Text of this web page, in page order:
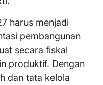
harus menjadi
pembangunan
secara fiskal
produktif. Dengan
dan tata kelola